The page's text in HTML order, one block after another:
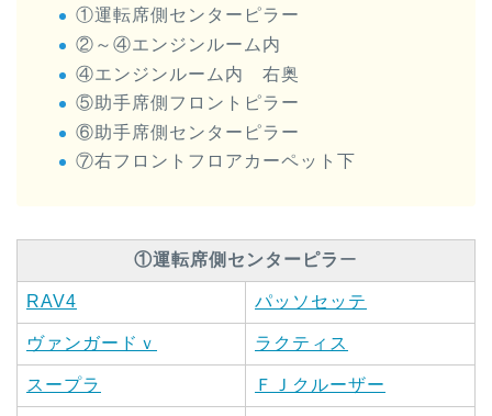
①運転席側センターピラー
②～④エンジンルーム内
④エンジンルーム内 右奥
⑤助手席側フロントピラー
⑥助手席側センターピラー
⑦右フロントフロアカーペット下
①運転席側センターピラ ー
RAV4 パッソセッテ
ヴァンガードｖ ラクティス
スープラ ＦＪクルーザー